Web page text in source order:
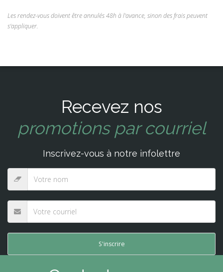
Les rendez-vous doivent être annulés 48h à l'avance, sinon des frais peuvent
s'appliquer.
Recevez nos
promotions par courriel
Inscrivez-vous à notre infolettre